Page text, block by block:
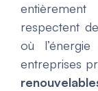
respectent
où
entreprises